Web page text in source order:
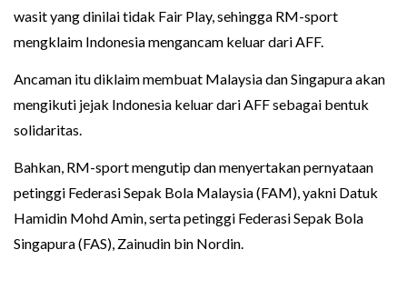
wasit yang dinilai tidak Fair Play, sehingga RM-sport
mengklaim Indonesia mengancam keluar dari AFF.
Ancaman itu diklaim membuat Malaysia dan Singapura akan
mengikuti jejak Indonesia keluar dari AFF sebagai bentuk
solidaritas.
Bahkan, RM-sport mengutip dan menyertakan pernyataan
petinggi Federasi Sepak Bola Malaysia (FAM), yakni Datuk
Hamidin Mohd Amin, serta petinggi Federasi Sepak Bola
Singapura (FAS), Zainudin bin Nordin.